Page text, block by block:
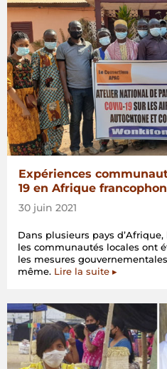
Expériences
19 en Afrique
30 juin 2021
Dans plusieurs pays
les communautés locales ont
les mesures
même. Lire la suite ▸